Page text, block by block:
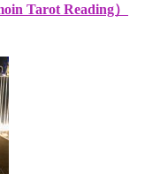
Tarot Reading）